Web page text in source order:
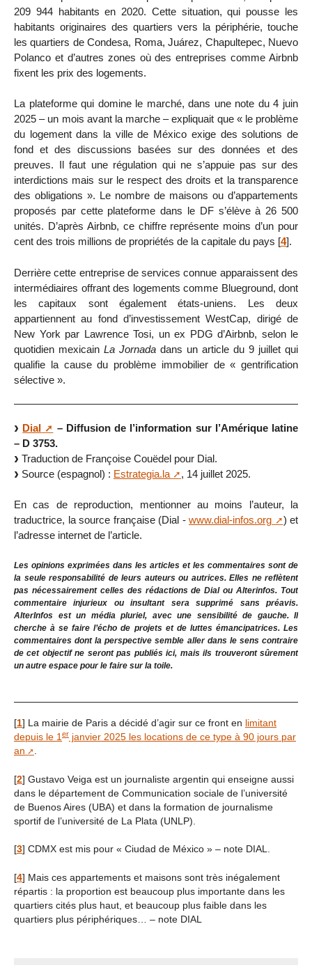
209 944 habitants en 2020. Cette situation, qui pousse les
habitants originaires des quartiers vers la périphérie, touche
les quartiers de Condesa, Roma, Juárez, Chapultepec, Nuevo
Polanco et d’autres zones où des entreprises comme Airbnb
fixent les prix des logements.
La plateforme qui domine le marché, dans une note du 4 juin
2025 – un mois avant la marche – expliquait que « le problème
du logement dans la ville de México exige des solutions de
fond et des discussions basées sur des données et des
preuves. Il faut une régulation qui ne s’appuie pas sur des
interdictions mais sur le respect des droits et la transparence
des obligations ». Le nombre de maisons ou d’appartements
proposés par cette plateforme dans le DF s’élève à 26 500
unités. D’après Airbnb, ce chiffre représente moins d’un pour
cent des trois millions de propriétés de la capitale du pays [4].
Derrière cette entreprise de services connue apparaissent des
intermédiaires offrant des logements comme Blueground, dont
les capitaux sont également états-uniens. Les deux
appartiennent au fond d’investissement WestCap, dirigé de
New York par Lawrence Tosi, un ex PDG d’Airbnb, selon le
quotidien mexicain La Jornada dans un article du 9 juillet qui
qualifie la cause du problème immobilier de « gentrification
sélective ».
Dial
– Diffusion de l’information sur l’Amérique latine
– D 3753.
Traduction de Françoise Couëdel pour Dial.
Source (espagnol) : Estrategia.la , 14 juillet 2025.
En cas de reproduction, mentionner au moins l’auteur, la
traductrice, la source française (Dial - www.dial-infos.org
) et
l’adresse internet de l’article.
Les opinions exprimées dans les articles et les commentaires sont de
la seule responsabilité de leurs auteurs ou autrices. Elles ne reflètent
pas nécessairement celles des rédactions de Dial ou Alterinfos. Tout
commentaire injurieux ou insultant sera supprimé sans préavis.
AlterInfos est un média pluriel, avec une sensibilité de gauche. Il
cherche à se faire l’écho de projets et de luttes émancipatrices. Les
commentaires dont la perspective semble aller dans le sens contraire
de cet objectif ne seront pas publiés ici, mais ils trouveront sûrement
un autre espace pour le faire sur la toile.
[1] La mairie de Paris a décidé d’agir sur ce front en limitant
depuis le 1er janvier 2025 les locations de ce type à 90 jours par
an
.
[2] Gustavo Veiga est un journaliste argentin qui enseigne aussi
dans le département de Communication sociale de l’université
de Buenos Aires (UBA) et dans la formation de journalisme
sportif de l’université de La Plata (UNLP).
[3] CDMX est mis pour « Ciudad de México » – note DIAL.
[4] Mais ces appartements et maisons sont très inégalement
répartis : la proportion est beaucoup plus importante dans les
quartiers cités plus haut, et beaucoup plus faible dans les
quartiers plus périphériques… – note DIAL